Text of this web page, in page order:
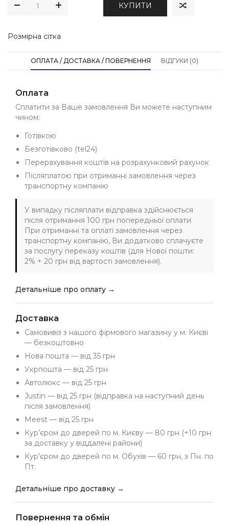
КУПИТИ
Розмірна сітка
ОПЛАТА / ДОСТАВКА / ПОВЕРНЕННЯ ВІДГУКИ (0)
Оплата
Сплатити за Ваше замовлення Ви можете наступним
чином:
Готівкою
Безготівково (tel24)
Перерахування коштів на розрахунковий рахунок
Післяплатою при отриманні замовлення через
транспортну компанію
У випадку післяплати відправка здійснюється
після отримання 100 грн попередньої оплати.
При отриманні та оплаті замовлення через
транспортну компанію, Ви додатково сплачуєте
за послугу переказу коштів (для Нової пошти:
2% + 20 грн від вартості замовлення).
Детальніше про оплату →
Доставка
Самовивіз з нашого фірмового магазину у м. Києві
— безкоштовно
Нова пошта — від 35 грн
Укрпошта — від 25 грн
Автолюкс — від 25 грн
Justin — від 25 грн (відправка на наступний день
після замовлення)
Meest — від 25 грн
Кур’єром до дверей по м. Києву — 80 грн (+10 грн
за доставку у віддалені райони)
Кур’єром до дверей по м. Обухів — 60 грн, з Пн. по
Пт.
Детальніше про доставку →
Повернення та обмін